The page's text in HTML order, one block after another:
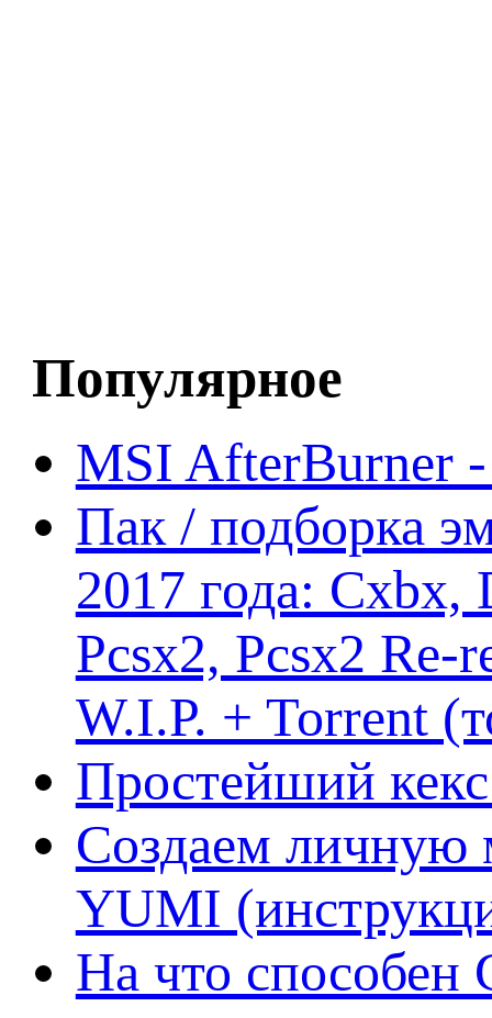
Популярное
MSI AfterBurner
Пак / подборка
2017 года:
Pcsx2, Pcsx2
W.I.P. + Torrent
Простейший кекс
Создаем личную
YUMI
На что способен